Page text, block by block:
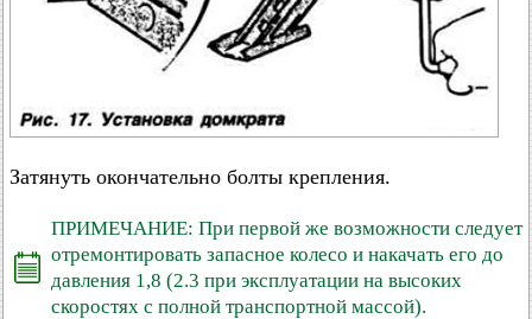
Затянуть окончательно болты крепления.
ПРИМЕЧАНИЕ: При первой же возможности следует
отремонтировать запасное колесо и накачать его до
давления 1,8 (2.3 при эксплуатации на высоких
скоростях с полной транспортной массой).